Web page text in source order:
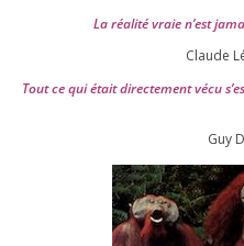
La réa­lité vraie n’est
Claude
Tout ce qui était direc­te­ment vécu
Guy